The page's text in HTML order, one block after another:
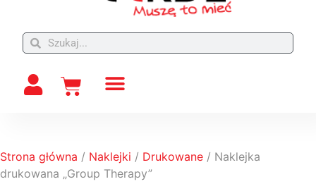
Strona główna / Naklejki / Drukowane / Naklejka
drukowana „Group Therapy”